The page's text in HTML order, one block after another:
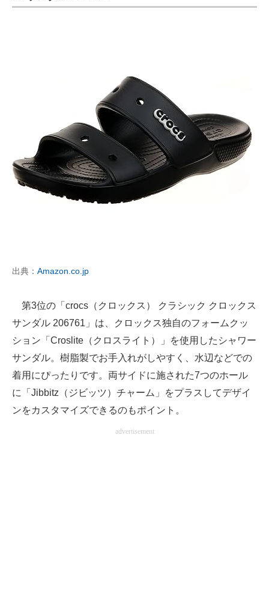
出典： Amazon.co.jp
第3位の「crocs（クロックス） クラシック クロックス
サンダル 206761」は、クロックス独自のフォームクッ
ション「Croslite（クロスライト）」を使用したシャワー
サンダル。樹脂製でお手入れがしやすく、水辺などでの
着用にぴったりです。両サイドに施された7つのホール
に「Jibbitz（ジビッツ）チャーム」をプラスしてデザイ
ンをカスタマイズできるのもポイント。
advertisement